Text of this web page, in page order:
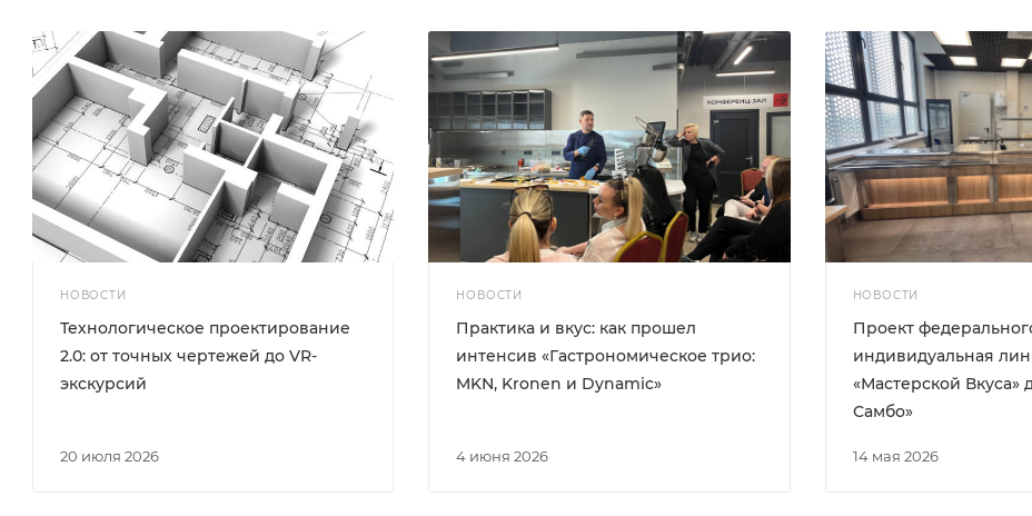
НОВОСТИ
20 июля 2026
Технологическое проектирование
2.0: от точных чертежей до VR-
экскурсий
НОВОСТИ
4 июня 2026
Практика и вкус: как прошел
интенсив «Гастрономическое трио:
MKN, Kronen и Dynamic»
НОВОСТИ
14 мая 2026
Проект
индивидуальная
«Мастерской Вкуса»
Самбо»